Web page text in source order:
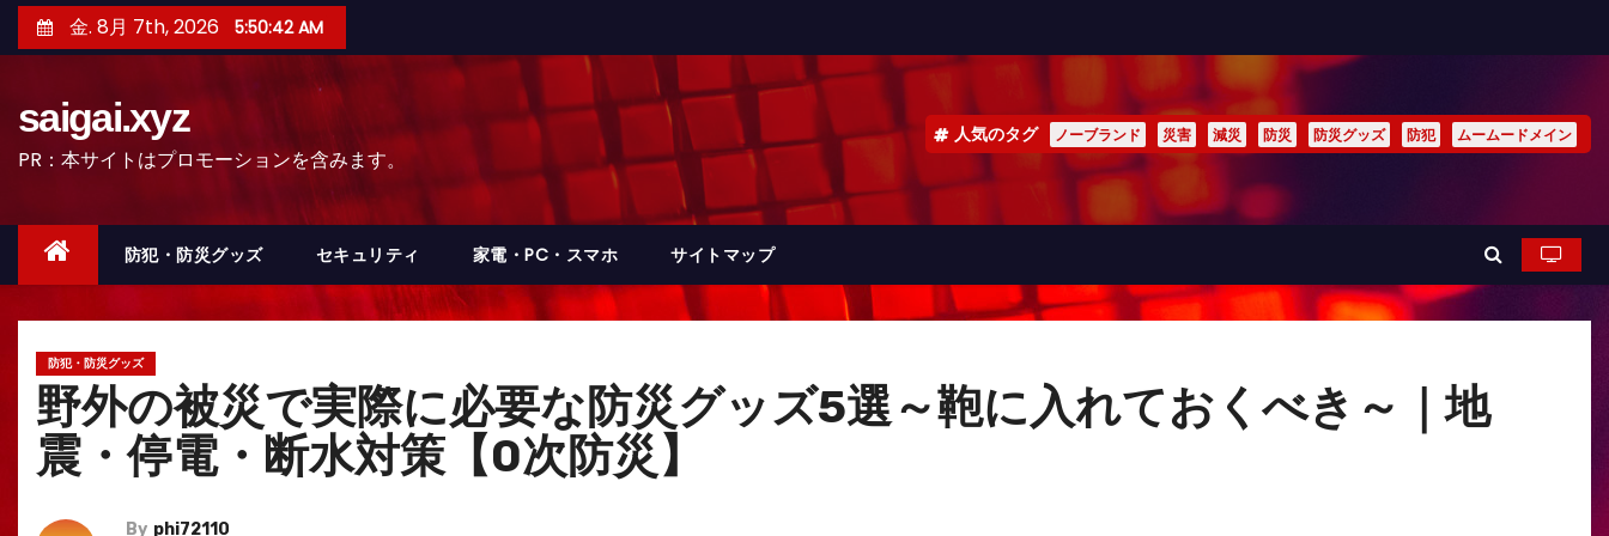
ン
ッ
金. 8月 7th, 2026 5:50:43 AM
saigai.xyz
PR：本サイトはプロモーションを含みます。
人気のタグ ノーブランド 災害 減災 防災 防災グッズ 防犯 ムームードメイン
防犯・防災グッズ セキュリティ 家電・PC・スマホ サイトマップ
防犯・防災グッズ
野外の被災で実際に必要な防災グッズ5選～鞄に入れておくべき～｜地
震・停電・断水対策【0次防災】
By phi72110